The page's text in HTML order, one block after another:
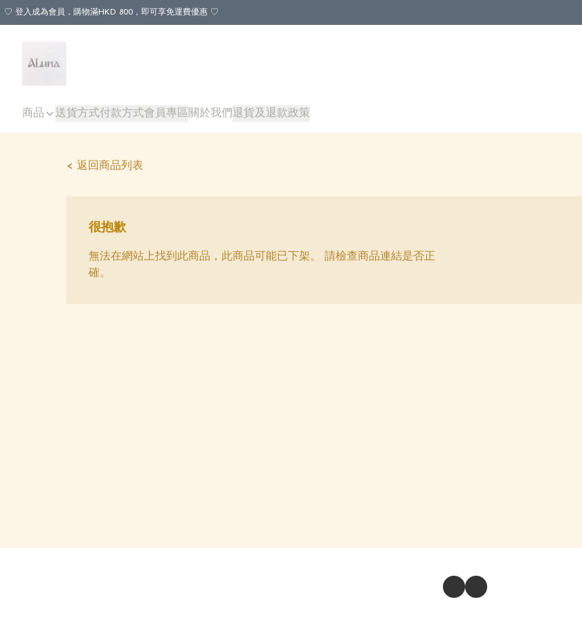
♡ 登入成為會員，購物滿HKD 800，即可享免運費優惠 ♡
商品 送貨方式付款方式會員專區 關於我們退貨及退款政策
< 返回商品列表
很抱歉
無法在網站上找到此商品，此商品可能已下架。 請檢查商品連結是否正
確。